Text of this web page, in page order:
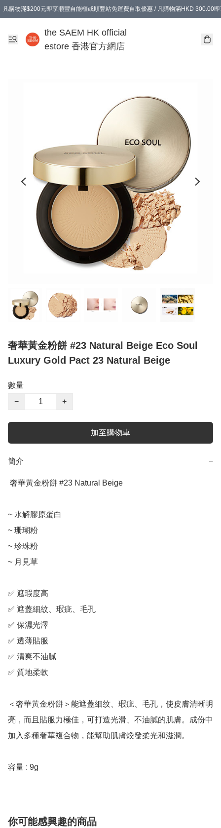
凡購物滿$200元即享順豐自能櫃或順豐站免運費自取優惠 / 凡購物滿HKD 300.00
the SAEM HK official
estore 香港官方網店
奢華黃金粉餅 #23 Natural Beige Eco Soul
Luxury Gold Pact 23 Natural Beige
數量
−
+
加至購物車
簡介 −
~ 水解膠原蛋白
~ 珊瑚粉
~ 珍珠粉
~ 月見草
✅ 遮瑕度高
✅ 遮蓋細紋、瑕疵、毛孔
✅ 保濕光澤
✅ 透薄貼服
✅ 清爽不油膩
✅ 質地柔軟
＜奢華黃金粉餅＞能遮蓋細纹、瑕疵、毛孔，使皮膚清晰明
亮，而且貼服力極佳，可打造光滑、不油膩的肌膚。成份中
加入多種奢華複合物，能幫助肌膚煥發柔光和滋潤。
容量 : 9g
你可能感興趣的商品